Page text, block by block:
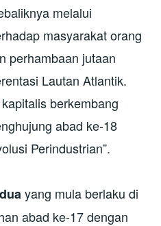
melalui
masyarakat orang
perhambaan jutaan
Lautan Atlantik.
berkembang
abad ke-18
Perindustrian”.
yang mula berlaku di
abad ke-17 dengan